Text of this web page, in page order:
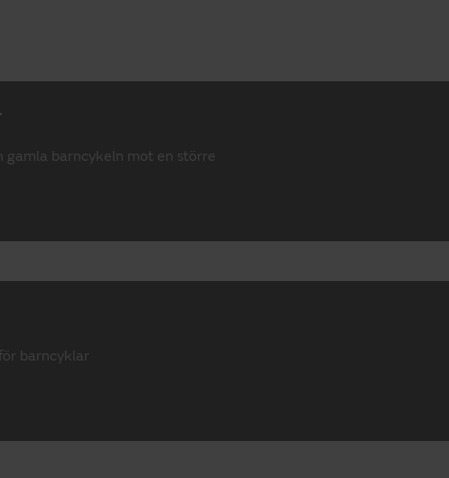
gamla barncykeln mot en större
barncyklar